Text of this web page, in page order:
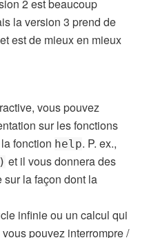
2 est beaucoup
la version 3 prend de
est de mieux en mieux
vous pouvez
sur les fonctions
fonction help. P. ex.,
et il vous donnera des
sur la façon dont la
infinie ou un calcul qui
pouvez interrompre /